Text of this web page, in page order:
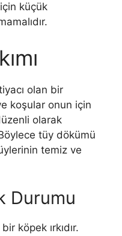
küçük
olan bir
koşular onun için
olarak
tüy dökümü
temiz ve
Durumu
köpek ırkıdır.